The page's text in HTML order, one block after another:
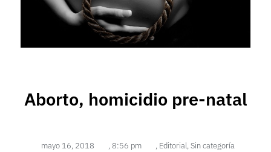
Aborto, homicidio pre-natal
mayo 16, 2018 , 8:56 pm , Editorial,Sin categoría